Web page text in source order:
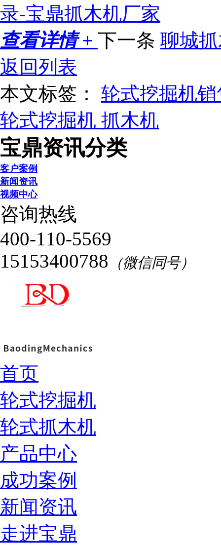
录-宝鼎抓木机厂家
查看详情 + 下一条 聊城
返回列表
本文标签： 轮式挖掘机
轮式挖掘机 抓木机
宝鼎资讯分类
客户案例
新闻资讯
视频中心
咨询热线
400-110-5569
15153400788 （微信同号）
首页
轮式挖掘机
轮式抓木机
产品中心
成功案例
新闻资讯
走进宝鼎